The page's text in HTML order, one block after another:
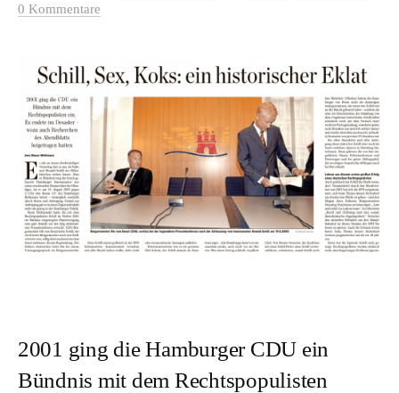
0 Kommentare
2001 ging die Hamburger CDU ein
Bündnis mit dem Rechtspopulisten